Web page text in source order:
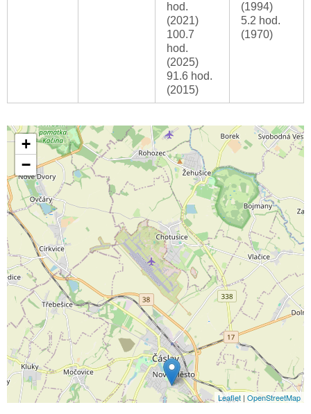
hod.
(2021)
100.7
hod.
(2025)
91.6 hod.
(2015)
(1994)
5.2 hod.
(1970)
+
−
Leaflet | OpenStreetMap